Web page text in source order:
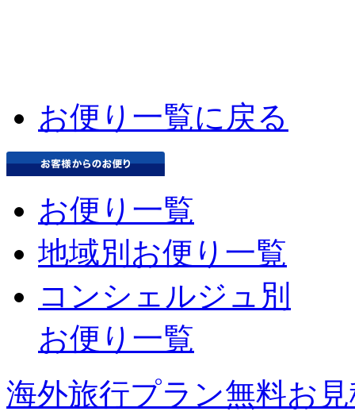
お便り一覧に戻る
お便り一覧
地域別お便り一覧
コンシェルジュ別
お便り一覧
海外旅行プラン無料お